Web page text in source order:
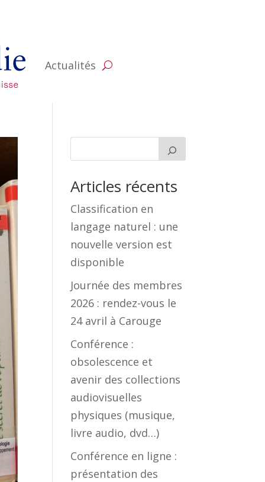
Actualités
Articles récents
Classification en
langage naturel : une
nouvelle version est
disponible
Journée des membres
2026 : rendez-vous le
24 avril à Carouge
Conférence :
obsolescence et
avenir des collections
audiovisuelles
physiques (musique,
livre audio, dvd…)
Conférence en ligne :
présentation des